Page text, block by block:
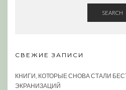
SEARCH
СВЕЖИЕ ЗАПИСИ
КНИГИ, КОТОРЫЕ СНОВА СТАЛИ
ЭКРАНИЗАЦИЙ